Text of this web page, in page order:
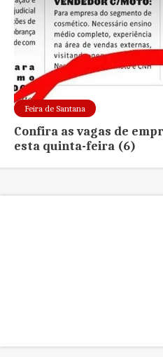
Feira de Santana
Confira as vagas de
esta quinta-feira (6)